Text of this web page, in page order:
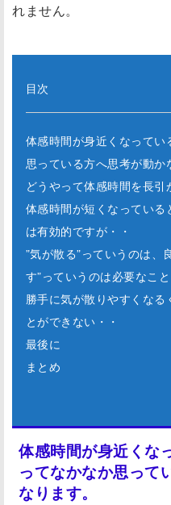
れません。
目次
体感時間が身近くなって
思っている方へ思考が動か
どうやって体感時間を長引
体感時間が短くなってい
は有効的ですが・・
”気が散る”っていうのは、
す”っていうのは必要なこと
勝手に気が散りやすくな
とができない・・
最後に
まとめ
体感時間が身近くな
ってなかなか思って
なります。